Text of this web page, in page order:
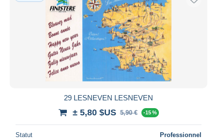
29 LESNEVEN LESNEVEN
± 5,80 $US 5,90 € -15 %
Statut Professionnel